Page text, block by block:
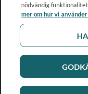
nödvändig
mer om hur vi